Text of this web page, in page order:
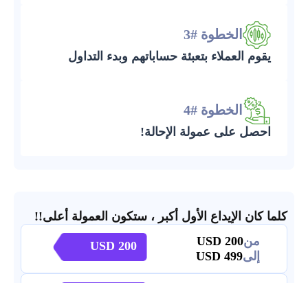
الخطوة #3
يقوم العملاء بتعبئة حساباتهم وبدء التداول
الخطوة #4
احصل على عمولة الإحالة!
كلما كان الإيداع الأول أكبر ، ستكون العمولة أعلى!!
من200
إلى 499
200